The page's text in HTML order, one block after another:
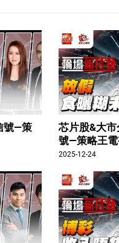
號—策
芯片股&大
號—策略王
2025-12-24